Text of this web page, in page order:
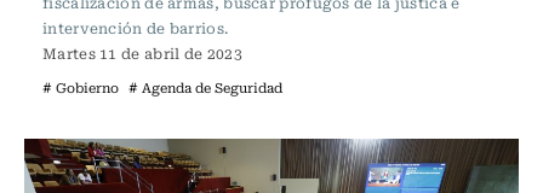
intervención de barrios.
Martes 11 de abril de 2023
# Gobierno # Agenda de Seguridad